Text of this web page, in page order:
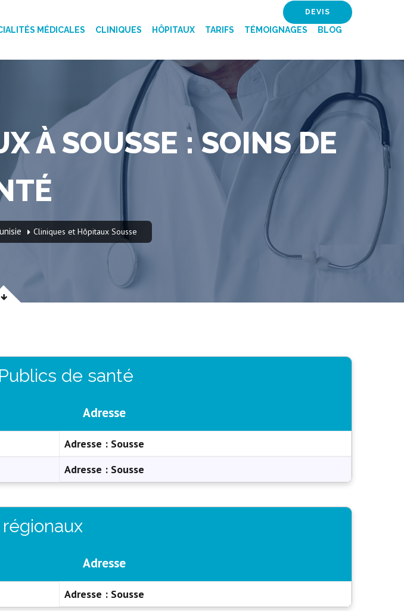
MÉDICALES CLINIQUES HÔPITAUX TARIFS TÉMOIGNAGES BLOG
DEVIS
À SOUSSE : SOINS DE
Cliniques et Hôpitaux Sousse
de santé
Adresse
Adresse : Sousse
Adresse : Sousse
Adresse
Adresse : Sousse